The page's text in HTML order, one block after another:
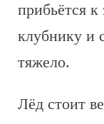
прибьётся
клубнику и
тяжело.
Лёд стоит